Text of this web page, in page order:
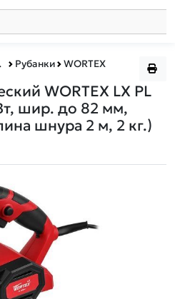
Рубанки WORTEX
WORTEX LX PL
шир. до 82 мм,
шнура 2 м, 2 кг.)